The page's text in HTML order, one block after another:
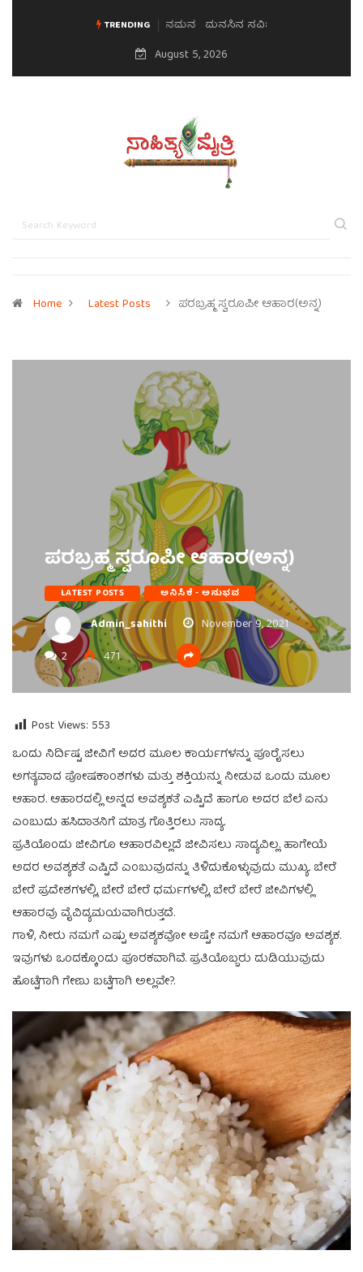
TRENDING ಮನಸಿನ ಸವಿಭಾವ
August 5, 2026
Home Latest Posts ಪರಬ್ರಹ್ಮ ಸ್ವರೂಪೀ ಆಹಾರ(ಅನ್ನ)
ಪರಬ್ರಹ್ಮ ಸ್ವರೂಪೀ ಆಹಾರ(ಅನ್ನ)
LATEST POSTS ಅನಿಸಿಕೆ - ಅನುಭವ
Admin_sahithi
November 9, 2021
2
471
Post Views: 553
ಒಂದು‌ ನಿರ್ದಿಷ್ಟ ಜೀವಿಗೆ ಅದರ ಮೂಲ ಕಾರ್ಯಗಳನ್ನು ಪೂರೈಸಲು
ಅಗತ್ಯವಾದ ಪೋಷಕಾಂಶಗಳು ಮತ್ತು ಶಕ್ತಿಯನ್ನು ನೀಡುವ ಒಂದು ಮೂಲ
ಆಹಾರ. ಆಹಾರದಲ್ಲಿ ಅನ್ನದ ಅವಶ್ಯಕತೆ ಎಷ್ಟಿದೆ ಹಾಗೂ ಅದರ ಬೆಲೆ ಏನು
ಎಂಬುದು ಹಸಿದಾತನಿಗೆ ಮಾತ್ರ ಗೊತ್ತಿರಲು ಸಾದ್ಯ.
ಪ್ರತಿಯೊಂದು ಜೀವಿಗೂ ಆಹಾರವಿಲ್ಲದೆ ಜೀವಿಸಲು ಸಾದ್ಯವಿಲ್ಲ. ಹಾಗೇಯೆ
ಅದರ ಅವಶ್ಯಕತೆ ಎಷ್ಟಿದೆ ಎಂಬುವುದನ್ನು ತಿಳಿದುಕೊಳ್ಳುವುದು ಮುಖ್ಯ. ಬೇರೆ
ಬೇರೆ ಪ್ರದೇಶಗಳಲ್ಲಿ, ಬೇರೆ ಬೇರೆ ಧರ್ಮಗಳಲ್ಲಿ, ಬೇರೆ ಬೇರೆ ಜೀವಿಗಳಲ್ಲಿ
ಆಹಾರವು ವೈವಿದ್ಯಮಯವಾಗಿರುತ್ತದೆ.
ಗಾಳಿ, ನೀರು ನಮಗೆ ಎಷ್ಟು ಅವಶ್ಯಕವೋ ಅಷ್ಟೇ ನಮಗೆ ಆಹಾರವೂ ಅವಶ್ಯಕ.
ಇವುಗಳು ಒಂದಕ್ಕೊಂದು ಪೂರಕವಾಗಿವೆ. ಪ್ರತಿಯೊಬ್ಬರು ದುಡಿಯುವುದು
ಹೊಟ್ಟೆಗಾಗಿ ಗೇಣು ಬಟ್ಟೆಗಾಗಿ ಅಲ್ಲವೇ?.